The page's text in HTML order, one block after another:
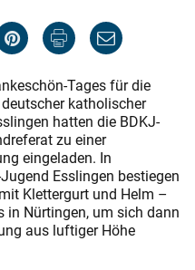
Tages für die
katholischer
hatten die BDKJ-
zu einer
eingeladen. In
Esslingen bestiegen
Klettergurt und Helm –
in Nürtingen, um sich dann
aus luftiger Höhe